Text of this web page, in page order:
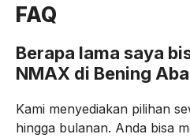
FAQ
Berapa lama saya
NMAX di Bening
Kami menyediakan pilihan
hingga bulanan. Anda bisa